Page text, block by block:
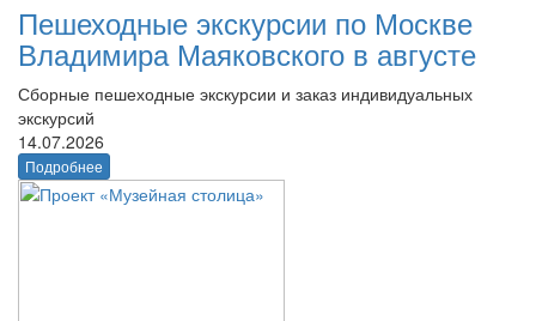
Пешеходные экскурсии по Москве
Владимира Маяковского в августе
Сборные пешеходные экскурсии и заказ индивидуальных
экскурсий
14.07.2026
Подробнее